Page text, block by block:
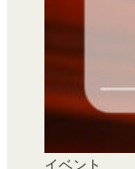
イベント